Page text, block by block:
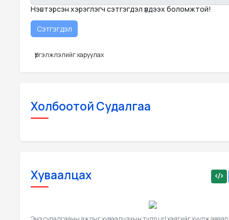
Нэвтэрсэн хэрэглэгч сэтгэгдэл үлдээх боломжтой!
Үргэлжлэлийг харуулах
Холбоотой Судалгаа
Хуваалцах